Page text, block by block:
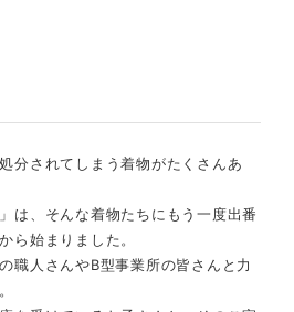
分されてしまう着物がたくさんあ
は、そんな着物たちにもう一度出番
ら始まりました。
職人さんやB型事業所の皆さんと力